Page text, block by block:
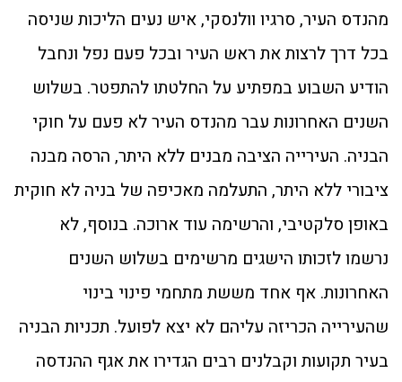
מהנדס העיר, סרגיו וולנסקי, איש נעים הליכות שניסה
בכל דרך לרצות את ראש העיר ובכל פעם נפל ונחבל
הודיע השבוע במפתיע על החלטתו להתפטר. בשלוש
השנים האחרונות עבר מהנדס העיר לא פעם על חוקי
הבניה. העירייה הציבה מבנים ללא היתר, הרסה מבנה
ציבורי ללא היתר, התעלמה מאכיפה של בניה לא חוקית
באופן סלקטיבי, והרשימה עוד ארוכה. בנוסף, לא
נרשמו לזכותו הישגים מרשימים בשלוש השנים
האחרונות. אף אחד מששת מתחמי פינוי בינוי
שהעירייה הכריזה עליהם לא יצא לפועל. תכניות הבניה
בעיר תקועות וקבלנים רבים הגדירו את אגף ההנדסה